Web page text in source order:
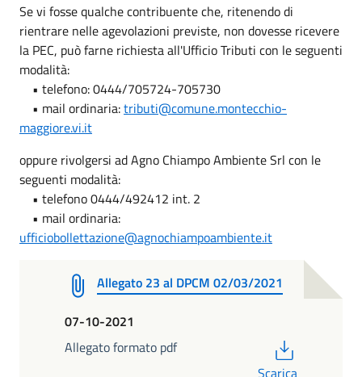
Se vi fosse qualche contribuente che, ritenendo di
rientrare nelle agevolazioni previste, non dovesse ricevere
la PEC, può farne richiesta all'Ufficio Tributi con le seguenti
modalità:
• telefono: 0444/705724-705730
• mail ordinaria:tributi@comune.montecchio-
maggiore.vi.it
oppure rivolgersi ad Agno Chiampo Ambiente Srl con le
seguenti modalità:
• telefono 0444/492412 int. 2
• mail ordinaria:
ufficiobollettazione@agnochiampoambiente.it
Allegato 23 al DPCM 02/03/2021
07-10-2021
Allegato formato pdf
Scarica